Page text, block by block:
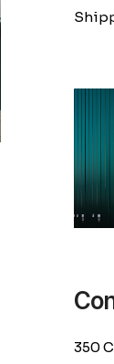
350